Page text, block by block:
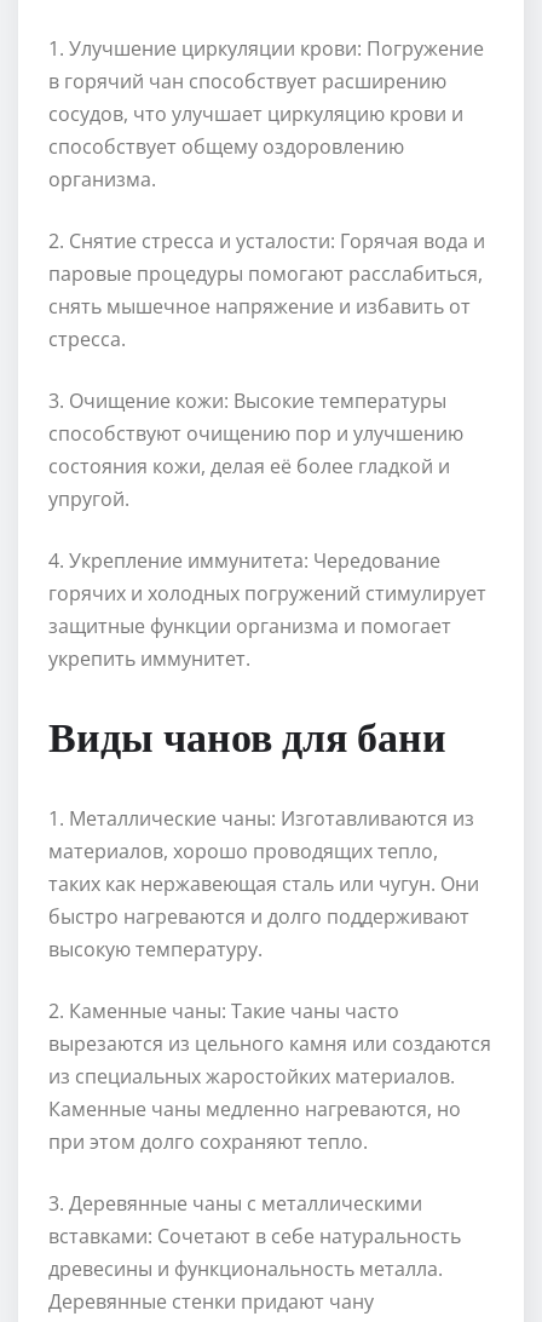
1. Улучшение циркуляции крови: Погружение
в горячий чан способствует расширению
сосудов, что улучшает циркуляцию крови и
способствует общему оздоровлению
организма.
2. Снятие стресса и усталости: Горячая вода и
паровые процедуры помогают расслабиться,
снять мышечное напряжение и избавить от
стресса.
3. Очищение кожи: Высокие температуры
способствуют очищению пор и улучшению
состояния кожи, делая её более гладкой и
упругой.
4. Укрепление иммунитета: Чередование
горячих и холодных погружений стимулирует
защитные функции организма и помогает
укрепить иммунитет.
Виды чанов для бани
1. Металлические чаны: Изготавливаются из
материалов, хорошо проводящих тепло,
таких как нержавеющая сталь или чугун. Они
быстро нагреваются и долго поддерживают
высокую температуру.
2. Каменные чаны: Такие чаны часто
вырезаются из цельного камня или создаются
из специальных жаростойких материалов.
Каменные чаны медленно нагреваются, но
при этом долго сохраняют тепло.
3. Деревянные чаны с металлическими
вставками: Сочетают в себе натуральность
древесины и функциональность металла.
Деревянные стенки придают чану